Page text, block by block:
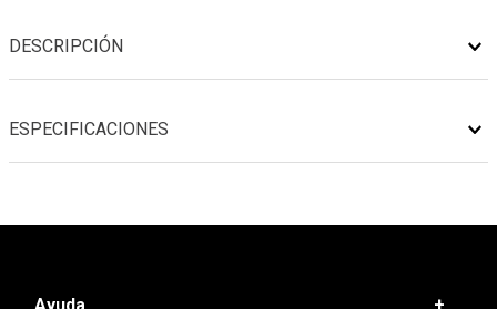
DESCRIPCIÓN
ESPECIFICACIONES